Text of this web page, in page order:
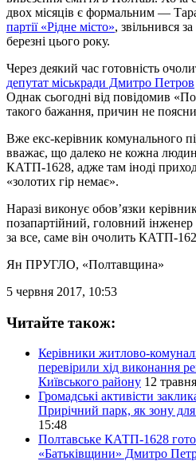
двох місяців є формальним —
партії «Рідне місто», звільнився
березні цього року.
Через деякий час готовність
депутат міськради Дмитро Петров
Однак сьогодні від повідомив
такого бажання, причин не
Вже екс-керівник комунального
вважає, що далеко не кожна
КАТП-1628, адже там іноді
«золотих гір немає».
Наразі виконує обов’язки
позапартійний, головний
за все, саме він очолить КАТП-
Ян ПРУГЛО, «Полтавщина»
5 червня 2017, 10:53
Читайте також:
Керівники житлово-
перевірили хід виконання
Київського району 12
Громадські активісти
Прирічний парк, як зону
15:48
Полтавське КАТП-1628
«Батьківщини» Дмитро